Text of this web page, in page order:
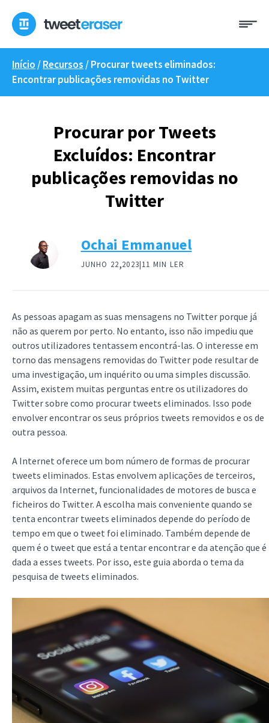
para
conteúdo
Início /Recursos /Procurar tweets eliminados:
Encontrar publicações removidas no Twitter
Procurar por Tweets
Excluídos: Encontrar
publicações removidas no
Twitter
Ochai Emmanuel
JUNHO 22,2023|11 MIN LER
As pessoas apagam as suas mensagens no Twitter porque já
não as querem por perto. No entanto, isso não impediu que
outros utilizadores tentassem encontrá-las. O interesse em
torno das mensagens removidas do Twitter pode resultar de
uma investigação, um inquérito ou uma simples discussão.
Assim, existem muitas perguntas entre os utilizadores do
Twitter sobre como procurar tweets eliminados. Isso pode
envolver encontrar os seus próprios tweets removidos e os de
outra pessoa.
A Internet oferece um bom número de formas de procurar
tweets eliminados. Estas envolvem aplicações de terceiros,
arquivos da Internet, funcionalidades de motores de busca e
ficheiros do Twitter. A escolha mais conveniente quando se
tenta encontrar tweets eliminados depende do período de
tempo em que o tweet foi eliminado. Também depende de
quem é o tweet que está a tentar encontrar e da atenção que é
dada a esses tweets. Por isso, este guia aborda o tema da
pesquisa de tweets eliminados.